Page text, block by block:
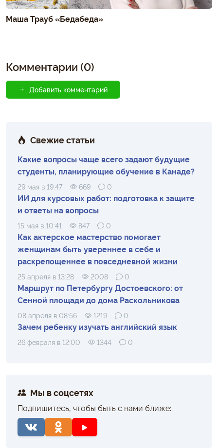
Маша Трауб «Бедабеда»
Комментарии (0)
Добавить комментарий
Свежие статьи
Какие вопросы чаще всего задают будущие
студенты, планирующие обучение в Канаде?
29 мая в 19:47 669 0
ИИ для курсовых работ: подготовка к защите
и ответы на вопросы
15 мая в 10:41 847 0
Как актерское мастерство помогает
женщинам быть увереннее в себе и
раскрепощеннее в повседневной жизни
25 апреля в 13:28 2008 0
Маршрут по Петербургу Достоевского: от
Сенной площади до дома Раскольникова
08 апреля в 08:56 1219 0
Зачем ребенку изучать английский язык
26 февраля в 12:00 1344 0
Мы в соцсетях
Подпишитесь, чтобы быть с нами ближе: